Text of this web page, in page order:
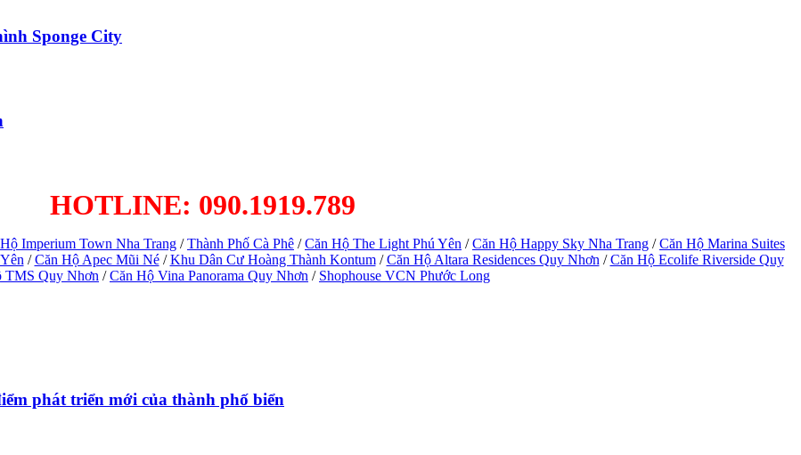
Sponge City
HOTLINE: 090.1919.789
Imperium Town Nha Trang /Thành Phố Cà Phê /Căn Hộ The Light Phú Yên /Căn Hộ Happy Sky Nha Trang /Căn Hộ Marina Suites
/Căn Hộ Apec Mũi Né/Khu Dân Cư Hoàng Thành Kontum/Căn Hộ Altara Residences Quy Nhơn /Căn Hộ Ecolife Riverside Quy
TMS Quy Nhơn /Căn Hộ Vina Panorama Quy Nhơn / Shophouse VCN Phước Long
phát triển mới của thành phố biển